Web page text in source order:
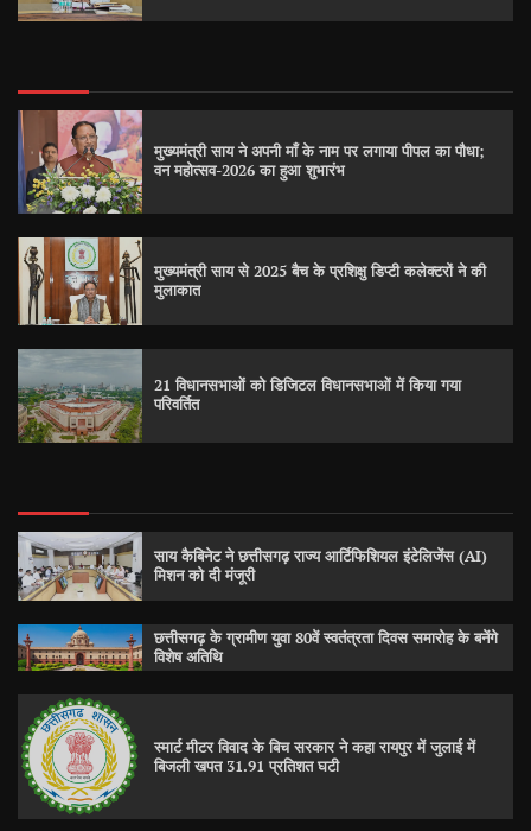
मुख्यमंत्री साय ने अपनी माँ के नाम पर लगाया पीपल का पौधा;
वन महोत्सव-2026 का हुआ शुभारंभ
मुख्यमंत्री साय से 2025 बैच के प्रशिक्षु डिप्टी कलेक्टरों ने की
मुलाकात
21 विधानसभाओं को डिजिटल विधानसभाओं में किया गया
परिवर्तित
साय कैबिनेट ने छत्तीसगढ़ राज्य आर्टिफिशियल इंटेलिजेंस (AI)
मिशन को दी मंजूरी
छत्तीसगढ़ के ग्रामीण युवा 80वें स्वतंत्रता दिवस समारोह के बनेंगे
विशेष अतिथि
स्मार्ट मीटर विवाद के बिच सरकार ने कहा रायपुर में जुलाई में
बिजली खपत 31.91 प्रतिशत घटी